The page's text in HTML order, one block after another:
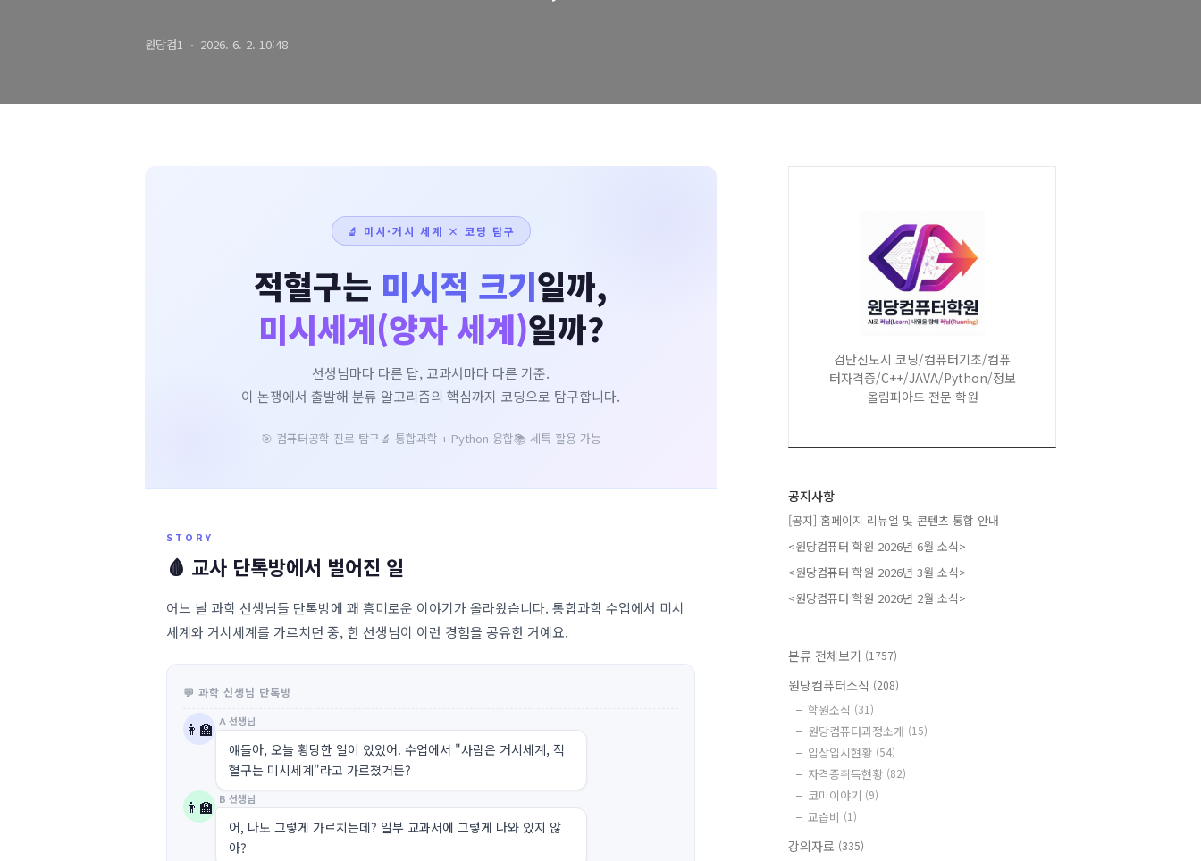
원당컴1 2026. 6. 2. 10:48
🔬 미시·거시 세계 × 코딩 탐구
적혈구는 미시적 크기일까,
미시세계(양자 세계)일까?
선생님마다 다른 답, 교과서마다 다른 기준.
이 논쟁에서 출발해 분류 알고리즘의 핵심까지 코딩으로 탐구합니다.
🎯 컴퓨터공학 진로 탐구🔬 통합과학 + Python 융합📚 세특 활용 가능
STORY
🩸 교사 단톡방에서 벌어진 일
어느 날 과학 선생님들 단톡방에 꽤 흥미로운 이야기가 올라왔습니다. 통합과학 수업에서 미시
세계와 거시세계를 가르치던 중, 한 선생님이 이런 경험을 공유한 거예요.
💬 과학 선생님 단톡방
👩‍🏫 A 선생님
얘들아, 오늘 황당한 일이 있었어. 수업에서 "사람은 거시세계, 적
혈구는 미시세계"라고 가르쳤거든?
👨‍🏫 B 선생님
어, 나도 그렇게 가르치는데? 일부 교과서에 그렇게 나와 있지 않
아?
검단신도시 코딩/컴퓨터기초/컴퓨
터자격증/C++/JAVA/Python/정보
올림피아드 전문 학원
공지사항
[공지] 홈페이지 리뉴얼 및 콘텐츠 통합 안내
<원당컴퓨터 학원 2026년 6월 소식>
<원당컴퓨터 학원 2026년 3월 소식>
<원당컴퓨터 학원 2026년 2월 소식>
분류 전체보기 (1757)
원당컴퓨터소식 (208)
학원소식 (31)
원당컴퓨터과정소개 (15)
입상입시현황 (54)
자격증취득현황 (82)
코미이야기 (9)
교습비 (1)
강의자료 (335)